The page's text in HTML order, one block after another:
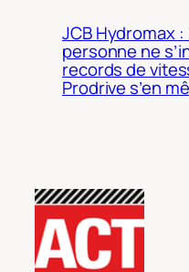
JCB Hydromax
personne ne
records de
Prodrive s’en